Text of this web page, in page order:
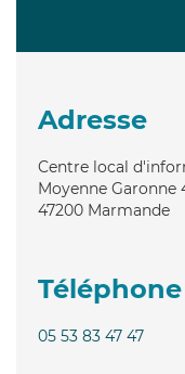
Adresse
Centre local
Moyenne Garonne
47200 Marmande
Téléphone
05 53 83 47 47